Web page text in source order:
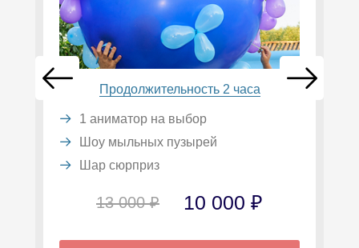
Продолжительность 2 часа
1 аниматор на выбор
Шоу мыльных пузырей
Шар сюрприз
13 000 ₽ 10 000 ₽